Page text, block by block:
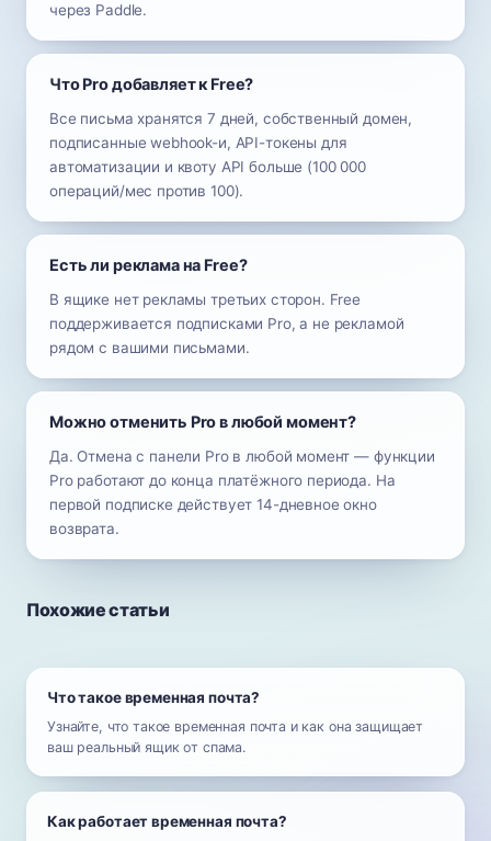
через Paddle.
Что Pro добавляет к Free?
Все письма хранятся 7 дней, собственный домен,
подписанные webhook-и, API-токены для
автоматизации и квоту API больше (100 000
операций/мес против 100).
Есть ли реклама на Free?
В ящике нет рекламы третьих сторон. Free
поддерживается подписками Pro, а не рекламой
рядом с вашими письмами.
Можно отменить Pro в любой момент?
Да. Отмена с панели Pro в любой момент — функции
Pro работают до конца платёжного периода. На
первой подписке действует 14-дневное окно
возврата.
Похожие статьи
Что такое временная почта?
Узнайте, что такое временная почта и как она защищает
ваш реальный ящик от спама.
Как работает временная почта?